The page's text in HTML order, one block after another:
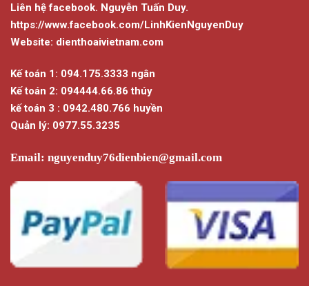
Liên hệ facebook. Nguyễn Tuấn Duy.
https://www.facebook.com/LinhKienNguyenDuy
Website: dienthoaivietnam.com
Kế toán 1: 094.175.3333 ngân
Kế toán 2: 094444.66.86 thúy
kế toán 3 : 0942.480.766 huyền
Quản lý: 0977.55.3235
Email: nguyenduy76dienbien@gmail.com